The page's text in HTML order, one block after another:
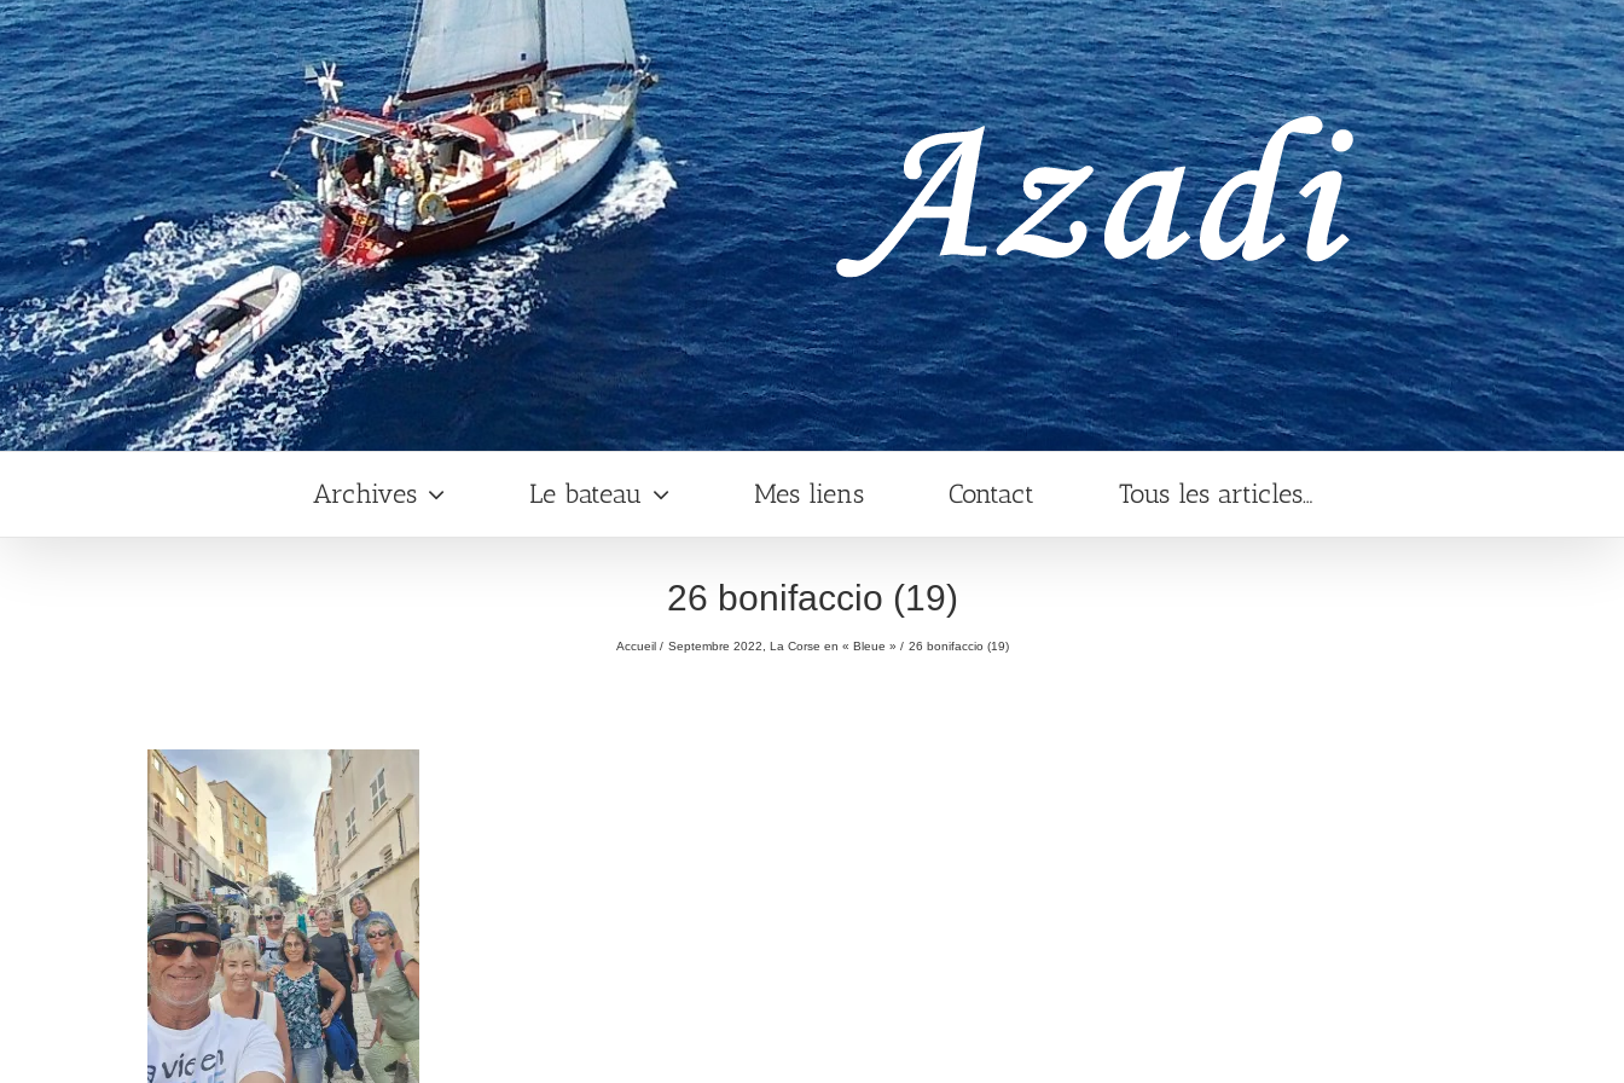
Archives Le bateau Mes liens Contact Tous les articles…
26 bonifaccio (19)
Accueil Septembre 2022, La Corse en « Bleue » 26 bonifaccio (19)